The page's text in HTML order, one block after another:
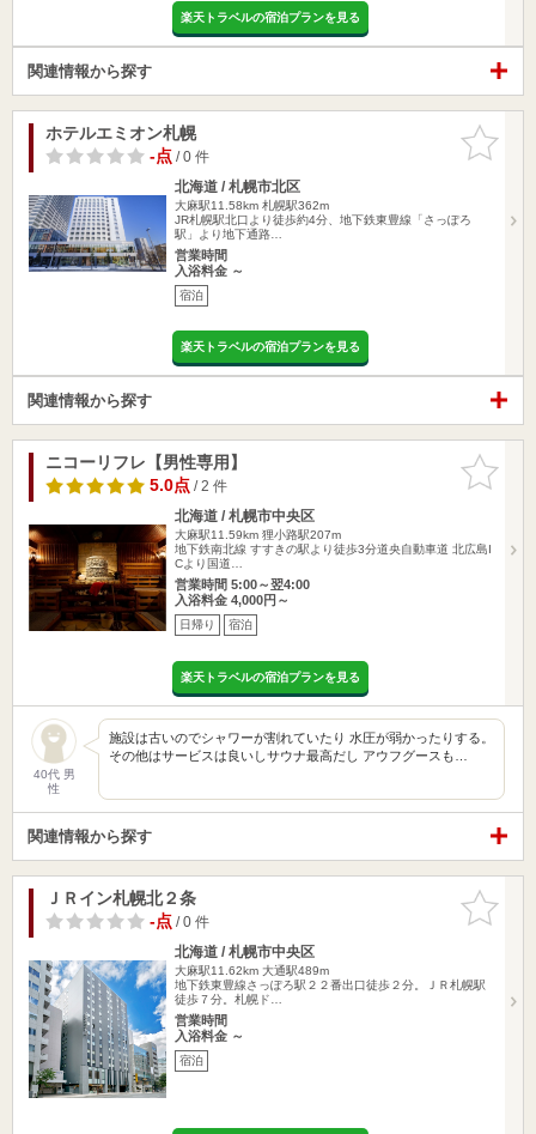
楽天トラベルの宿泊プランを見る
関連情報から探す
お気に入
りに追加
ホテルエミオン札幌
-点/ 0 件
北海道 / 札幌市北区
大麻駅11.58km 札幌駅362m
JR札幌駅北口より徒歩約4分、地下鉄東豊線「さっぽろ
駅」より地下通路…
営業時間
入浴料金 ～
宿泊
楽天トラベルの宿泊プランを見る
関連情報から探す
お気に入
りに追加
ニコーリフレ【男性専用】
5.0点/ 2 件
北海道 / 札幌市中央区
大麻駅11.59km 狸小路駅207m
地下鉄南北線 すすきの駅より徒歩3分道央自動車道 北広島I
Cより国道…
営業時間 5:00～翌4:00
入浴料金 4,000円～
日帰り 宿泊
楽天トラベルの宿泊プランを見る
40代 男
性
施設は古いのでシャワーが割れていたり 水圧が弱かったりする。
その他はサービスは良いしサウナ最高だし アウフグースも…
関連情報から探す
お気に入
りに追加
ＪＲイン札幌北２条
-点/ 0 件
北海道 / 札幌市中央区
大麻駅11.62km 大通駅489m
地下鉄東豊線さっぽろ駅２２番出口徒歩２分。ＪＲ札幌駅
徒歩７分。札幌ド…
営業時間
入浴料金 ～
宿泊